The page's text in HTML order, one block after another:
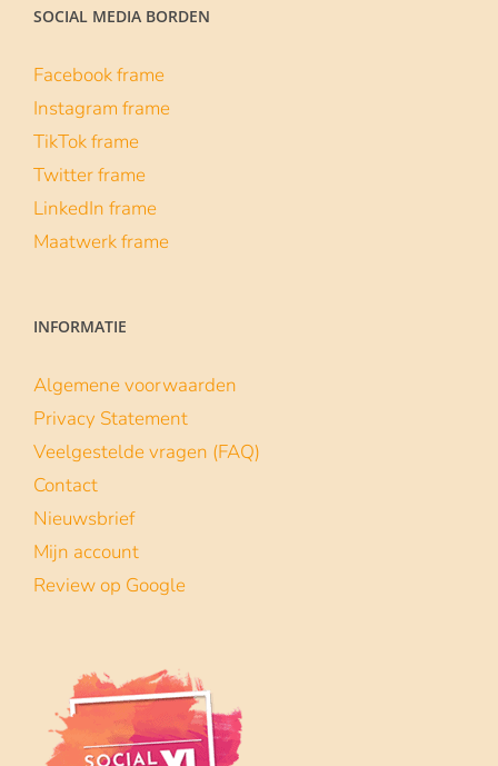
SOCIAL MEDIA BORDEN
Facebook frame
Instagram frame
TikTok frame
Twitter frame
LinkedIn frame
Maatwerk frame
INFORMATIE
Algemene voorwaarden
Privacy Statement
Veelgestelde vragen (FAQ)
Contact
Nieuwsbrief
Mijn account
Review op Google